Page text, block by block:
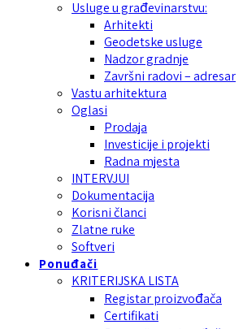
Usluge u građevinarstvu:
Arhitekti
Geodetske usluge
Nadzor gradnje
Završni radovi – adresar
Vastu arhitektura
Oglasi
Prodaja
Investicije i projekti
Radna mjesta
INTERVJUI
Dokumentacija
Korisni članci
Zlatne ruke
Softveri
Ponuđači
KRITERIJSKA LISTA
Registar proizvođača
Certifikati